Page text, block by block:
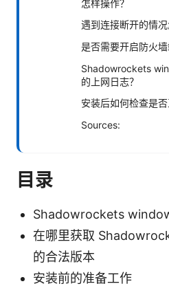
怎样操作？
遇到连接断开的情况
是否需要开启防火墙
Shadowrockets
的上网日志？
安装后如何检查是否
Sources:
目录
Shadowrockets
在哪里获取
的合法版本
安装前的准备工作